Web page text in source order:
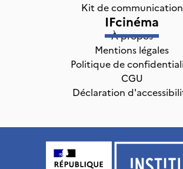
Kit de communication
IFcinéma
À propos
Mentions légales
Politique de
CGU
Déclaration